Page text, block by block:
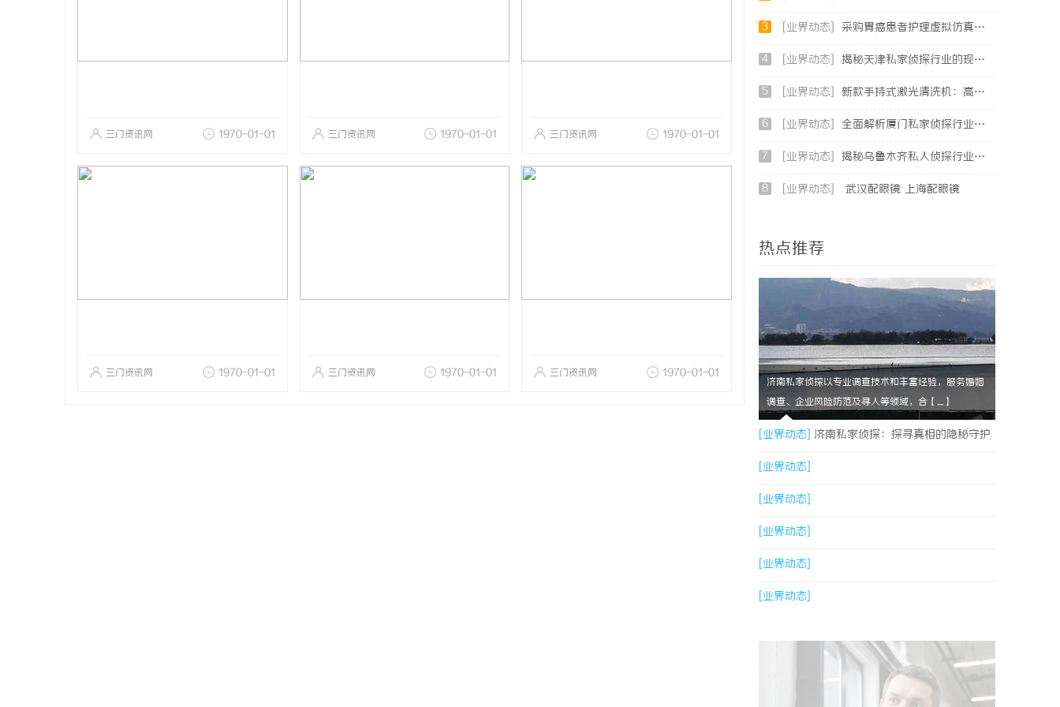
三门资讯网 1970-01-01 三门资讯网 1970-01-01 三门资讯网 1970-01-01
三门资讯网 1970-01-01 三门资讯网 1970-01-01 三门资讯网 1970-01-01
3 [业界动态] 采购胃癌患者护理虚拟仿真软件：预算详解+隐形收费排查指南
4 [业界动态] 揭秘天津私家侦探行业的现状与发展趋势
5 [业界动态] 新款手持式激光清洗机：高效清洁的新时代
6 [业界动态] 全面解析厦门私家侦探行业的现状与发展趋势
7 [业界动态] 揭秘乌鲁木齐私人侦探行业的发展与应用前景
8 [业界动态] 武汉配眼镜 上海配眼镜
热点推荐
济南私家侦探以专业调查技术和丰富经验，服务婚姻
调查、企业风险防范及寻人等领域，合【....】
[业界动态] 济南私家侦探：探寻真相的隐秘守护
者[业界动态]
[业界动态]
[业界动态]
[业界动态]
[业界动态]